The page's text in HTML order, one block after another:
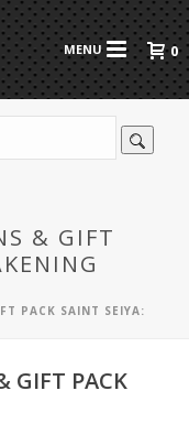
0
& GIFT
PACK SAINT SEIYA:
GIFT PACK